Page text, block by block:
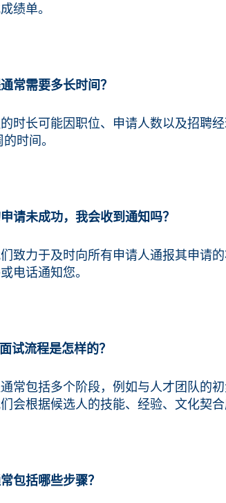
绩单。
常需要多长时间？
时长可能因职位、申请人数以及招聘
时间。
请未成功，我会收到通知吗？
致力于及时向所有申请人通报其申请
电话通知您。
试流程是怎样的？
常包括多个阶段，例如与人才团队的
会根据候选人的技能、经验、文化契
包括哪些步骤？